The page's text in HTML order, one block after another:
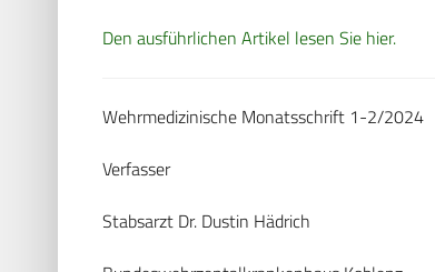
Den ausführlichen Artikel lesen Sie hier.
Wehrmedizinische Monatsschrift 1-2/2024
Verfasser
Stabsarzt Dr. Dustin Hädrich